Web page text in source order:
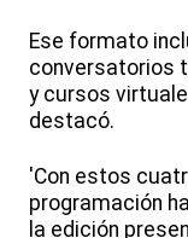
Ese formato
conversatorios
y cursos
destacó.
'Con estos
programación
la edición